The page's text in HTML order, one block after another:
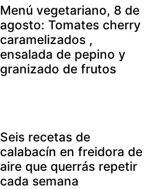
Menú vegetariano, 8 de
agosto: Tomates cherry
caramelizados ,
ensalada de pepino y
granizado de frutos
Seis recetas de
calabacín en freidora de
aire que querrás repetir
cada semana